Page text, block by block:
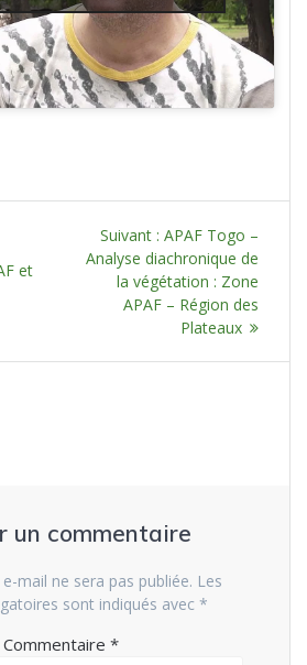
et
Suivant : Article
suivant
:
APAF Togo –
Analyse diachronique de
la végétation : Zone
APAF – Région des
Plateaux
un commentaire
mail ne sera pas publiée. Les
sont indiqués avec *
Commentaire *